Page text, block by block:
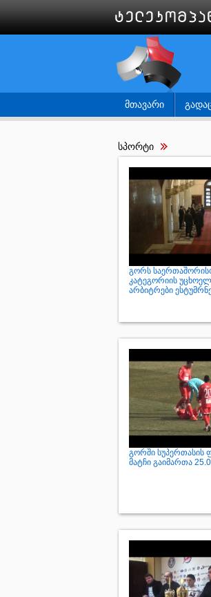
ᲛᲗᲐᲕᲐᲠᲘ
სპორტი
გორს
კატეგორიის
არბიტრები
გორში სუპერთასის
მატჩი გაიმართა